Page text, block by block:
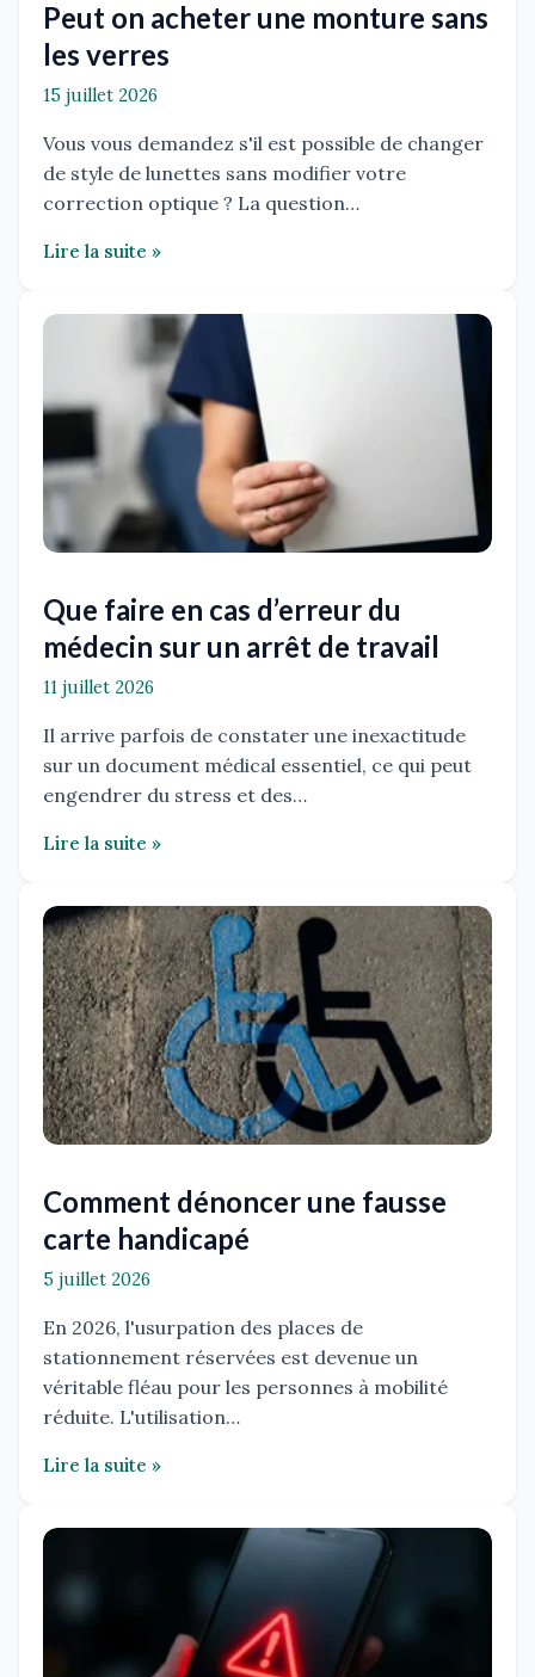
Peut on acheter une monture sans
les verres
15 juillet 2026
Vous vous demandez s'il est possible de changer
de style de lunettes sans modifier votre
correction optique ? La question…
Lire la suite »
Que faire en cas d’erreur du
médecin sur un arrêt de travail
11 juillet 2026
Il arrive parfois de constater une inexactitude
sur un document médical essentiel, ce qui peut
engendrer du stress et des…
Lire la suite »
Comment dénoncer une fausse
carte handicapé
5 juillet 2026
En 2026, l'usurpation des places de
stationnement réservées est devenue un
véritable fléau pour les personnes à mobilité
réduite. L'utilisation…
Lire la suite »